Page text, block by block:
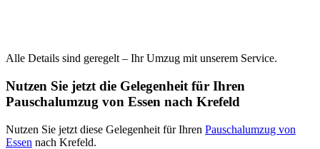
Alle Details sind geregelt – Ihr Umzug mit unserem Service.
Nutzen Sie jetzt die Gelegenheit für Ihren
Pauschalumzug von Essen nach Krefeld
Nutzen Sie jetzt diese Gelegenheit für Ihren Pauschalumzug von
Essen nach Krefeld.